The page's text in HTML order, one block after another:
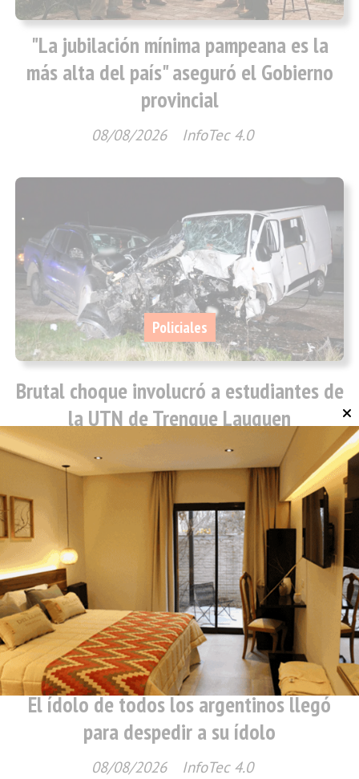
"La jubilación mínima pampeana es la
más alta del país" aseguró el Gobierno
provincial
InfoTec 4.0
08/08/2026
Brutal choque involucró a estudiantes de
la UTN de Trenque Lauquen
InfoTec 4.0
Policiales
08/08/2026
El ídolo de todos los argentinos llegó
para despedir a su ídolo
InfoTec 4.0
08/08/2026